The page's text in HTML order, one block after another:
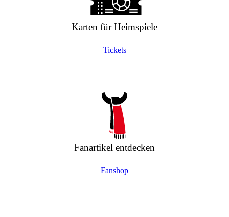
Karten für Heimspiele
Tickets
Fanartikel entdecken
Fanshop